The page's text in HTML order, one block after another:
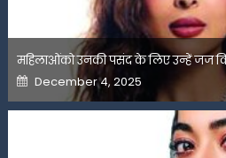
महिलाओंको उनकी पसंद के लिए उन्हें जज
Posted
on
December 4, 2025